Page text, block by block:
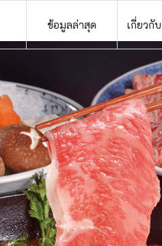
ข้อมูลล่าสุด เกี่ยวกั